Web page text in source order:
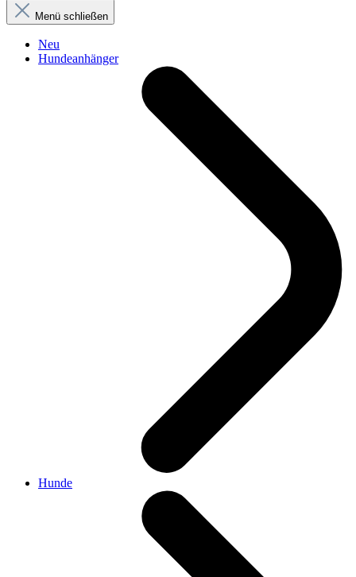
Menü schließen
Neu
Hundeanhänger
Hunde